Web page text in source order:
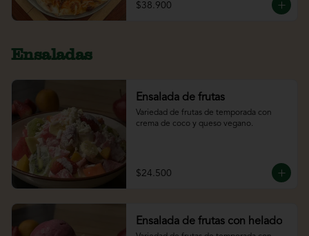
$38.900
Ensaladas
Ensalada de frutas
Variedad de frutas de temporada con
crema de coco y queso vegano.
$24.500
Ensalada de frutas con helado